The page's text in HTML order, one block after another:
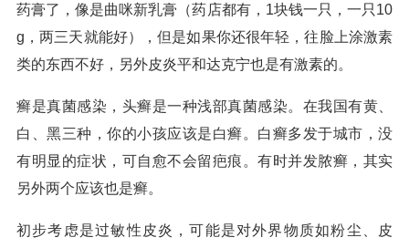
药膏了，像是曲咪新乳膏（药店都有，1块钱一只，一只10
g，两三天就能好），但是如果你还很年轻，往脸上涂激素
类的东西不好，另外皮炎平和达克宁也是有激素的。
癣是真菌感染，头癣是一种浅部真菌感染。在我国有黄、
白、黑三种，你的小孩应该是白癣。白癣多发于城市，没
有明显的症状，可自愈不会留疤痕。有时并发脓癣，其实
另外两个应该也是癣。
初步考虑是过敏性皮炎，可能是对外界物质如粉尘、皮